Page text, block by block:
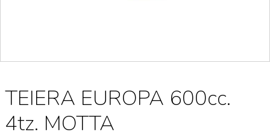
TEIERA EUROPA 600cc.
4tz. MOTTA